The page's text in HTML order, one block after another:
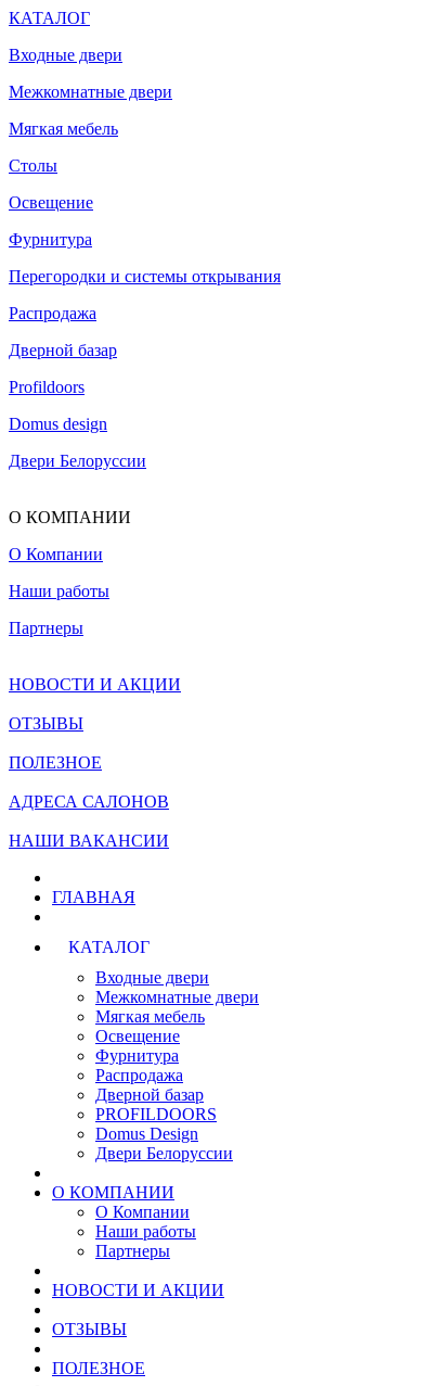
КАТАЛОГ
Входные двери
Межкомнатные двери
Мягкая мебель
Столы
Освещение
Фурнитура
Перегородки и системы открывания
Распродажа
Дверной базар
Profildoors
Domus design
Двери Белоруссии
О КОМПАНИИ
О Компании
Наши работы
Партнеры
НОВОСТИ И АКЦИИ
ОТЗЫВЫ
ПОЛЕЗНОЕ
АДРЕСА САЛОНОВ
НАШИ ВАКАНСИИ
ГЛАВНАЯ
КАТАЛОГ
Входные двери
Межкомнатные двери
Мягкая мебель
Освещение
Фурнитура
Распродажа
Дверной базар
PROFILDOORS
Domus Design
Двери Белоруссии
О КОМПАНИИ
О Компании
Наши работы
Партнеры
НОВОСТИ И АКЦИИ
ОТЗЫВЫ
ПОЛЕЗНОЕ